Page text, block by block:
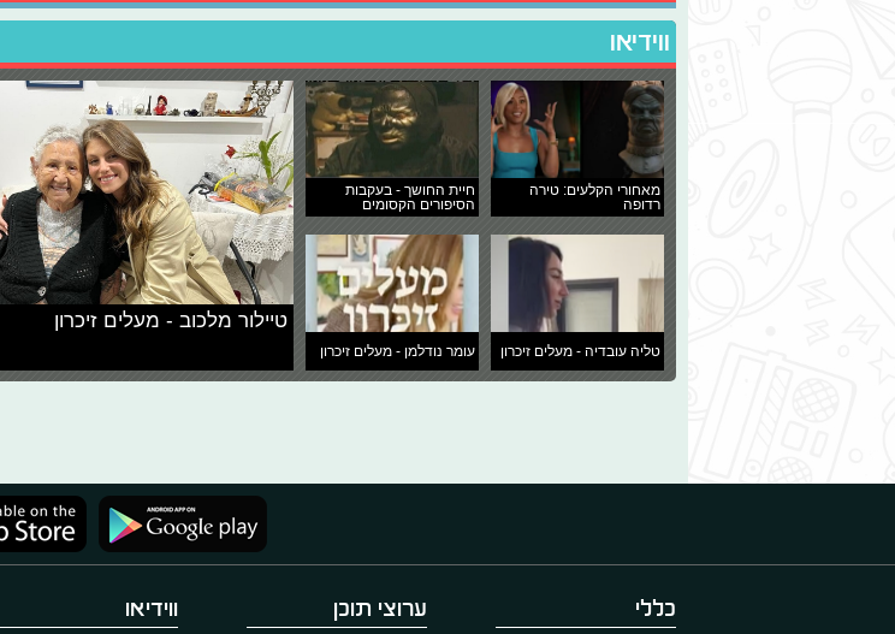
ווידיאו
מאחורי הקלעים: טירה
רדופה
חיית החושך - בעקבות
הסיפורים הקסומים
טליה עובדיה - מעלים זיכרון עומר נודלמן - מעלים זיכרון
טיילור מלכוב - מעלים זיכרון
כללי ערוצי תוכן ווידיאו